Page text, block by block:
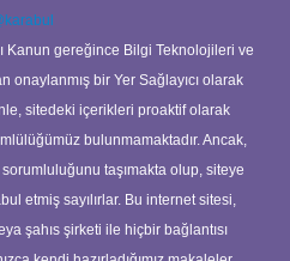
Kanun gereğince Bilgi Teknolojileri ve
onaylanmış bir Yer Sağlayıcı olarak
sitedeki içerikleri proaktif olarak
bulunmamaktadır. Ancak,
taşımakta olup, siteye
etmiş sayılırlar. Bu internet sitesi,
şahıs şirketi ile hiçbir bağlantısı